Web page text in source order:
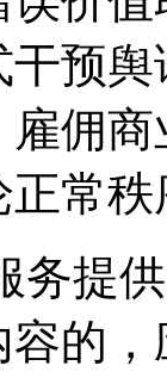
预
雇佣
常
务提
的